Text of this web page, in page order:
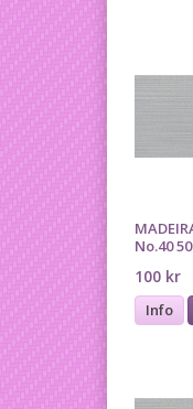
No.40
100 kr
Info